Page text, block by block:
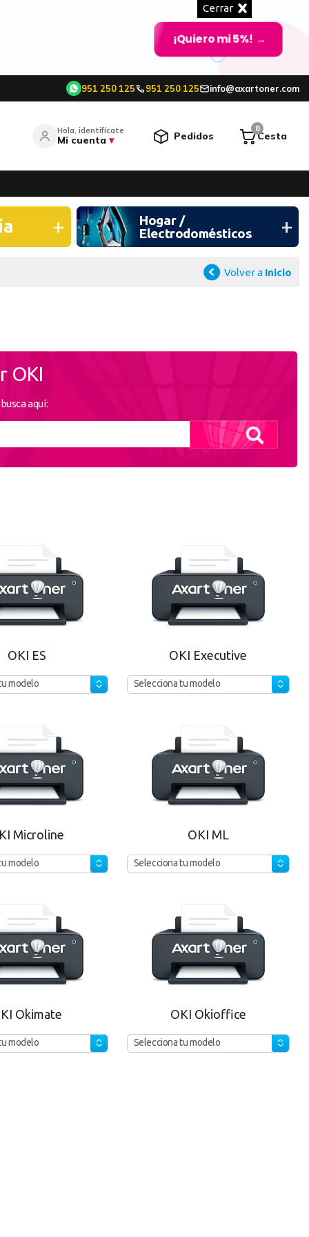
Cerrar
¡Quiero mi 5%! →
¿Olvidó su contraseña?
en Axartoner.com y podrás realizar tus compras
el estado de tus pedidos y consultar
crear cuenta
951 250 125 951 250 125 info@axartoner.com
Hola, identifícate
Mi cuenta ▾ Pedidos
0
Cesta
Hogar /
Electrodomésticos
Volver a Inicio
OKI
aquí:
OKI ES
modelo
OKI Executive
Selecciona tu modelo
Microline
modelo
OKI ML
Selecciona tu modelo
Okimate
modelo
OKI Okioffice
Selecciona tu modelo